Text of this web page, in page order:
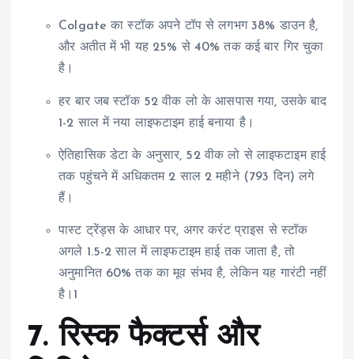
Colgate का स्टॉक अपने टॉप से लगभग 38% डाउन है,
और अतीत में भी यह 25% से 40% तक कई बार गिर चुका
है।
हर बार जब स्टॉक 52 वीक लो के आसपास गया, उसके बाद
1-2 साल में नया लाइफटाइम हाई बनाया है।
ऐतिहासिक डेटा के अनुसार, 52 वीक लो से लाइफटाइम हाई
तक पहुंचने में अधिकतम 2 साल 2 महीने (793 दिन) लगे
हैं।
पास्ट ट्रेंड्स के आधार पर, अगर करंट प्राइस से स्टॉक
अगले 1.5-2 साल में लाइफटाइम हाई तक जाता है, तो
अनुमानित 60% तक का मूव संभव है, लेकिन यह गारंटी नहीं
है।1
7.रिस्क फैक्टर्स और